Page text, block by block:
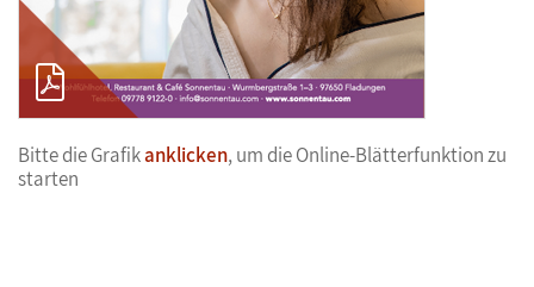
Bitte die Grafikanklicken, um die Online-Blätterfunktion zu
starten